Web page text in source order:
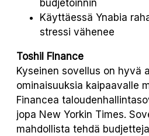
budjetoinnin
Käyttäessä Ynabia
stressi vähenee
Toshil FInance
Kyseinen sovellus on hyvä
ominaisuuksia kaipaavalle
Financea
jopa New Yorkin Times.
mahdollista tehdä